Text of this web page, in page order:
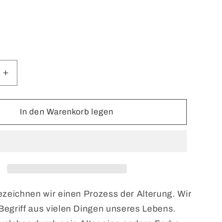
Erhöhe
die
Menge
SAMPLE
Parfum
In den Warenkorb legen
wir einen Prozess der Alterung. Wir
aus vielen Dingen unseres Lebens.